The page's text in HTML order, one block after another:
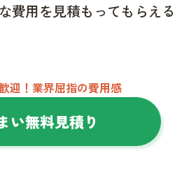
費用を見積もってもらえる
迎！業界屈指の費用感
い無料見積り